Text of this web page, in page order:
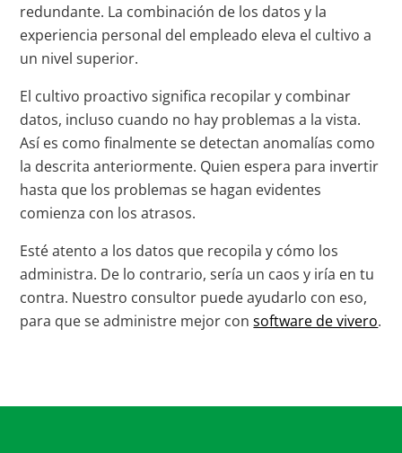
redundante. La combinación de los datos y la
experiencia personal del empleado eleva el cultivo a
un nivel superior.
El cultivo proactivo significa recopilar y combinar
datos, incluso cuando no hay problemas a la vista.
Así es como finalmente se detectan anomalías como
la descrita anteriormente. Quien espera para invertir
hasta que los problemas se hagan evidentes
comienza con los atrasos.
Esté atento a los datos que recopila y cómo los
administra. De lo contrario, sería un caos y iría en tu
contra. Nuestro consultor puede ayudarlo con eso,
para que se administre mejor consoftware de vivero.